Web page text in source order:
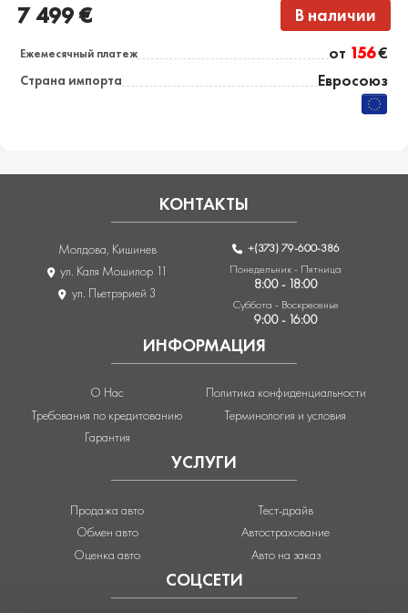
7 499 € В наличии
Ежемесячный платеж от 156€
Страна импорта Евросоюз
УСЛУГИ
Продажа авто
Обмен авто
Оценка авто
Тест-драйв
Автострахование
Авто на заказ
ИНФОРМАЦИЯ
О Нас
Требования по кредитованию
Гарантия
Политика конфиденциальности
Терминология и условия
КОНТАКТЫ
Молдова, Кишинев
ул. Каля Мошилор 11
ул. Пьетрэрией 3
+(373) 79-600-386
Понедельник - Пятница
8:00 - 18:00
Суббота - Воскресенье
9:00 - 16:00
СОЦСЕТИ